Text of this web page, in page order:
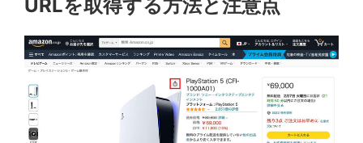
URLを取得する方法と注意点